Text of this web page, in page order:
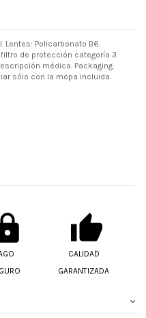
Lentes: Policarbonato B6.
de protección categoría 3.
médica. Packaging:
sólo con la mopa incluida.
CALIDAD
GARANTIZADA